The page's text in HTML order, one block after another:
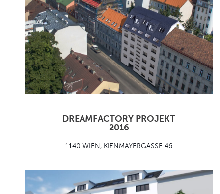
DREAMFACTORY PROJEKT
2016
1140 WIEN, KIENMAYERGASSE 46